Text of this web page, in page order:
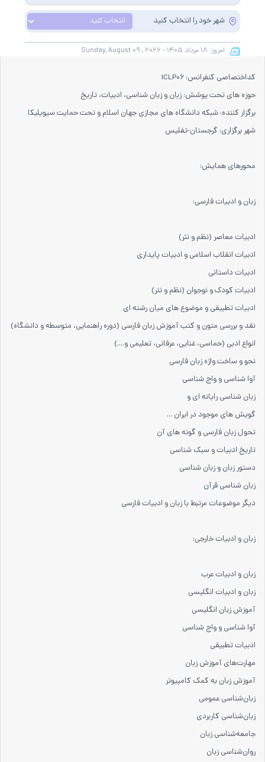
شهر خود را انتخاب کنید
امروز: ۱۸ مرداد ۱۴۰۵ - August ۰۹ , ۲۰۲۶Sunday,
سیویلیکا و نیز کنسرسیوم محتوای ملی نمایه خواهد شد و شما می توانید با
اطمینان کامل، مقالات خود را در این همایش ارائه نموده و از امتیازات علمی ارائه
مقاله کنفرانس با دریافت گواهی کنفرانس استفاده نمایید.
کداختصاصی کنفرانس: ICLP۰۶
حوزه های تحت پوشش: زبان و زبان شناسی، ادبیات، تاریخ
برگزار کننده: شبکه دانشگاه های مجازی جهان اسلام و تحت حمایت سیویلیکا
شهر برگزاری: گرجستان-تفلیس
محورهای همایش:
زبان و ادبیات فارسی:
ادبیات معاصر (نظم و نثر)
ادبیات انقلاب اسلامی و ادبیات پایداری
ادبیات داستانی
ادبیات کودک و نوجوان (نظم و نثر)
ادبیات تطبیقی و موضوع های میان رشته ای
نقد و بررسی متون و کتب آموزش زبان فارسی (دوره راهنمایی، متوسطه و دانشگاه)
انواع ادبی (حماسی، غنایی، عرفانی، تعلیمی و....)
نحو و ساخت واژه زبان فارسی
آوا شناسی و واج شناسی
زبان شناسی رایانه ای و
گویش های موجود در ایران ...
تحول زبان فارسی و گونه های آن
تاریخ ادبیات و سبک شناسی
دستور زبان و زبان شناسی
زبان شناسی قرآن
دیگر موضوعات مرتبط با زبان و ادبیات فارسی
زبان و ادبیات خارجی:
زبان و ادبیات عرب
زبان و ادبیات انگلیسی
آموزش زبان انگلیسی
آوا شناسی و واج شناسی
ادبیات تطبیقی
مهارت‌های آموزش زبان
آموزش زبان به کمک کامپیوتر
زبان‌شناسی عمومی
زبان‌شناسی کاربردی
جامعه‌شناسی زبان
روان‌شناسی زبان